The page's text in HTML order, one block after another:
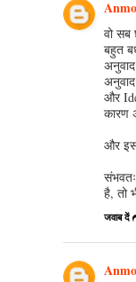
वो
बहुत
और
कारण
और इस
है, तो
जवाब दें